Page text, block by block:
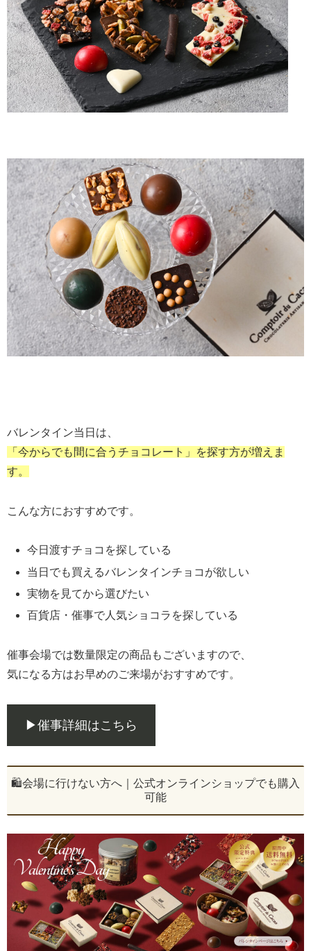
バレンタイン当日は、
「今からでも間に合うチョコレート」を探す方が増えま
す。
こんな方におすすめです。
今日渡すチョコを探している
当日でも買えるバレンタインチョコが欲しい
実物を見てから選びたい
百貨店・催事で人気ショコラを探している
催事会場では数量限定の商品もございますので、
気になる方はお早めのご来場がおすすめです。
▶催事詳細はこちら
🛍️会場に行けない方へ｜公式オンラインショップでも購入
可能